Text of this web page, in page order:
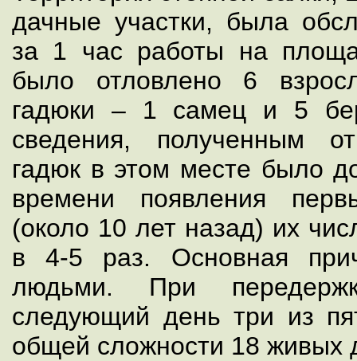
дачные участки, была
за 1 час работы на
было отловлено 6
гадюки – 1 самец и 5
сведения, полученным
гадюк в этом месте было
времени появления
(около 10 лет назад) их
в 4-5 раз. Основная
людьми. При
следующий день три из
общей сложности 18 живых